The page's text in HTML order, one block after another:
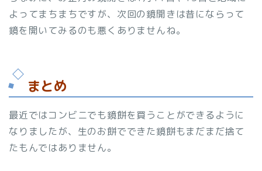
よってまちまちですが、次回の鏡開きは昔にならって
鏡を開いてみるのも悪くありませんね。
まとめ
最近ではコンビニでも鏡餅を買うことができるように
なりましたが、生のお餅でできた鏡餅もまだまだ捨て
たもんではありません。